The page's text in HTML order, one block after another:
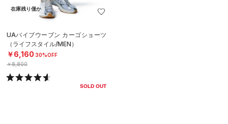
在庫残り僅か
UAバイブウーブン カーゴショーツ
（ライフスタイル/MEN）
￥6,160 30%OFF
￥8,800
SOLD OUT